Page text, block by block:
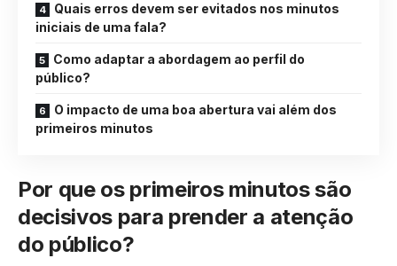
Quais erros devem ser evitados nos minutos
iniciais de uma fala?
Como adaptar a abordagem ao perfil do
público?
O impacto de uma boa abertura vai além dos
primeiros minutos
Por que os primeiros minutos são
decisivos para prender a atenção
do público?